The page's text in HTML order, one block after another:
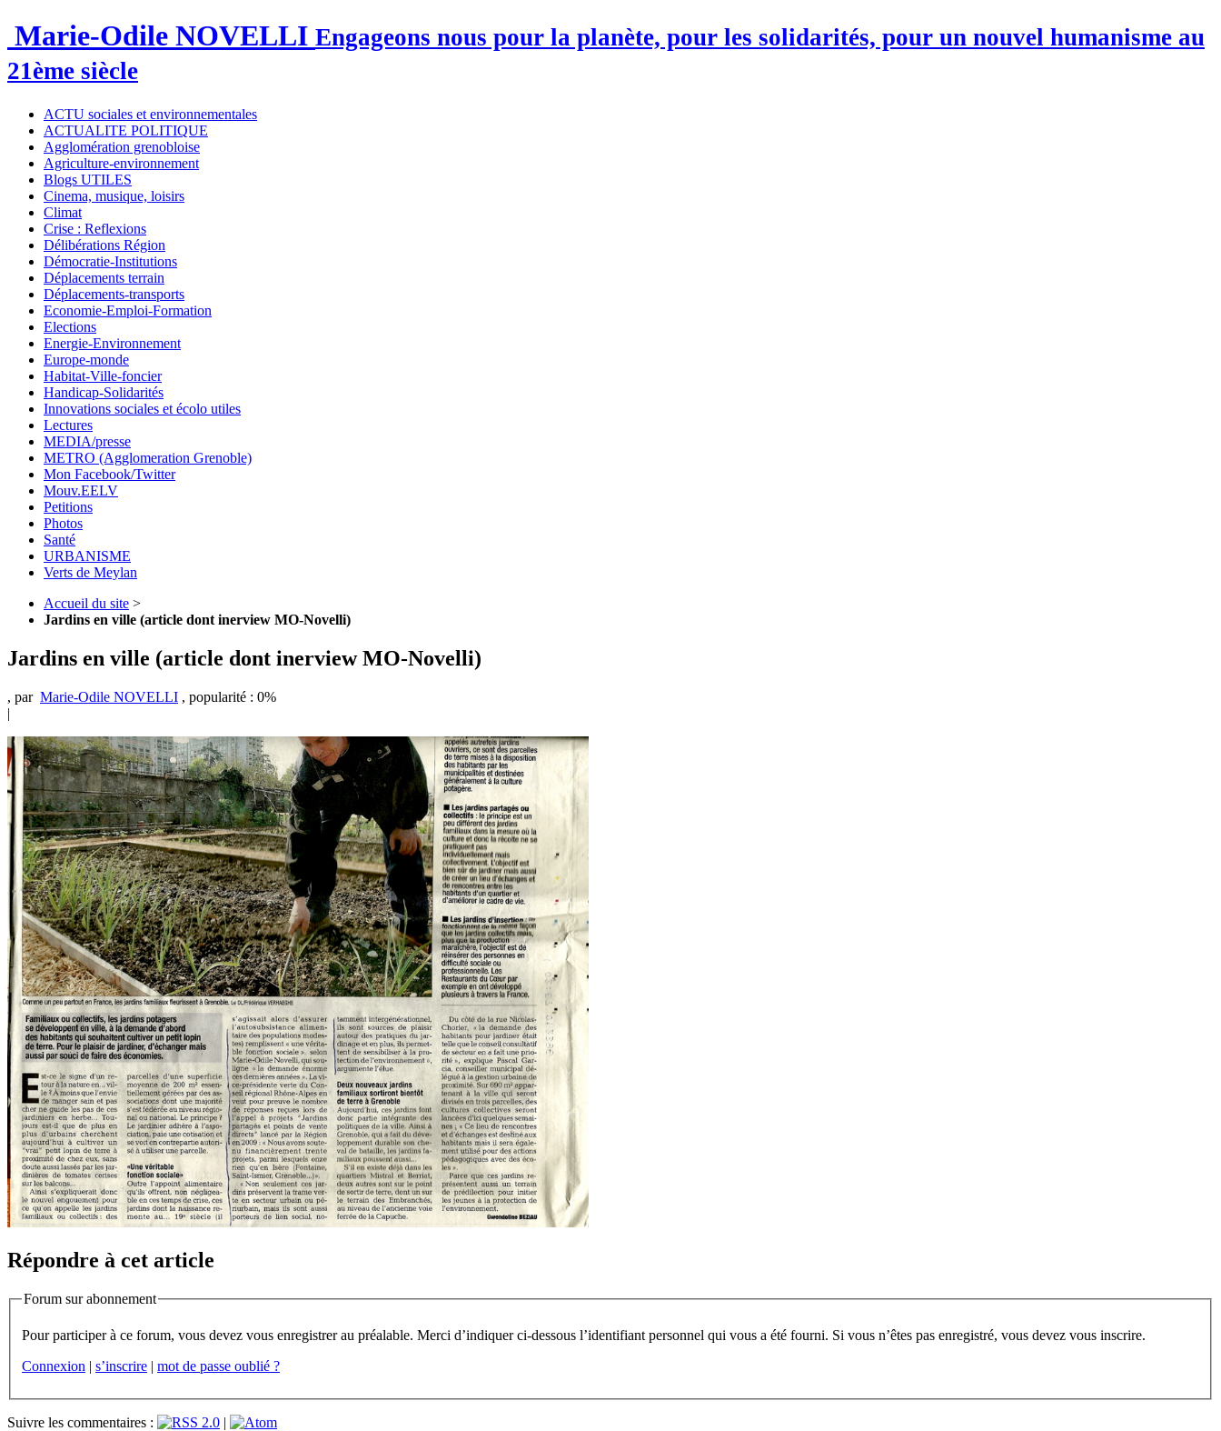
Marie-Odile NOVELLI Engageons nous pour la planète, pour les solidarités, pour un nouvel humanisme au
21ème siècle
ACTU sociales et environnementales
ACTUALITE POLITIQUE
Agglomération grenobloise
Agriculture-environnement
Blogs UTILES
Cinema, musique, loisirs
Climat
Crise : Reflexions
Délibérations Région
Démocratie-Institutions
Déplacements terrain
Déplacements-transports
Economie-Emploi-Formation
Elections
Energie-Environnement
Europe-monde
Habitat-Ville-foncier
Handicap-Solidarités
Innovations sociales et écolo utiles
Lectures
MEDIA/presse
METRO (Agglomeration Grenoble)
Mon Facebook/Twitter
Mouv.EELV
Petitions
Photos
Santé
URBANISME
Verts de Meylan
Accueil du site >
Jardins en ville (article dont inerview MO-Novelli)
Jardins en ville (article dont inerview MO-Novelli)
, par Marie-Odile NOVELLI , popularité : 0%
|
Répondre à cet article
Forum sur abonnement
Pour participer à ce forum, vous devez vous enregistrer au préalable. Merci d’indiquer ci-dessous l’identifiant personnel qui vous a été fourni. Si vous n’êtes pas enregistré, vous devez vous inscrire.
Connexion | s’inscrire | mot de passe oublié ?
Suivre les commentaires :
|